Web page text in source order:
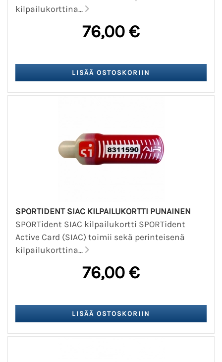
kilpailukorttina...
76,00 €
SPORTIDENT SIAC KILPAILUKORTTI PUNAINEN
SPORTident SIAC kilpailukortti SPORTident
Active Card (SIAC) toimii sekä perinteisenä
kilpailukorttina...
76,00 €